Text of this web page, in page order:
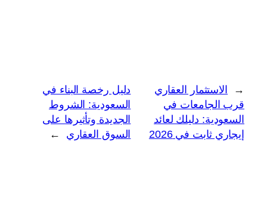
←
الاستثمار العقاري
قرب الجامعات في
السعودية: دليلك لعائد
إيجاري ثابت في 2026
دليل رخصة البناء في
السعودية: الشروط
الجديدة وتأثيرها على
السوق العقاري
→